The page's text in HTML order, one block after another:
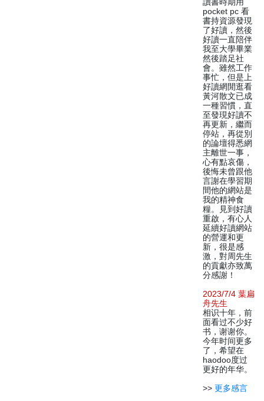
pocket pc 看
書持資源發現
了好讀，然後
好讀一直陪伴
我至大學畢業
然後踏足社
會。雖然工作
事忙，但是上
好讀網閒逛看
黃河散文已成
一種習慣，直
至發現好讀不
再更新，繼而
停站，再從別
的論壇得悉網
主離世一事，
心有點哀傷，
後悔未曾跟他
言謝在學習期
間他的網站是
我的精神食
糧。見到好讀
重啟，有心人
延續好讀網站
的營運和更
新，很是感
激，對周先生
的貢獻亦致萬
分感謝！
2023/7/4 葉扁
舟先生
相识十年，前
面看过不少好
书，谢谢你。
今年时间更多
了，希望在
haodoo度过
更好的年华。
>> 更多感言